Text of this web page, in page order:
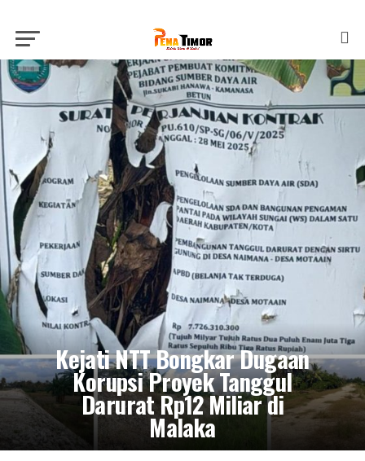
Kejati NTT Bongkar Dugaan
Korupsi Proyek Tanggul
Darurat Rp12 Miliar di
Malaka